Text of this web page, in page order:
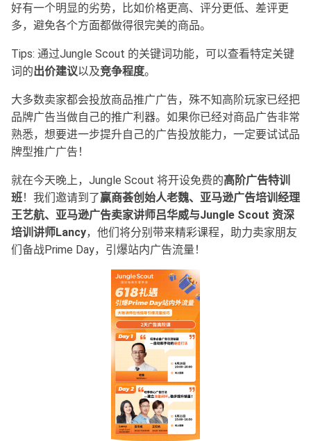
好有一个明显的劣势，比如价格更高、评分更低、差评更
多，避免各个方面都做得很完美的商品。
Tips: 通过Jungle Scout 的关键词功能，可以查看特定关键
词的出价建议以及竞争程度。
大多数卖家都会投放商品推广广告，殊不知高阶玩家已经把
品牌广告当做自己的推广利器。如果你已经对商品广告非常
熟悉，想要进一步提升自己的广告投放能力，一定要试试品
牌型推广广告！
就在今天晚上，Jungle Scout 将开设免费的高阶广告特训
班！我们邀请到了赢商荟创始人老魏、亚马逊广告培训经理
王艺航、亚马逊广告卖家讲师吕华威与Jungle Scout 资深
培训讲师Lancy，他们将分别带来精彩课程，助力卖家朋友
们备战Prime Day，引爆站内广告流量！